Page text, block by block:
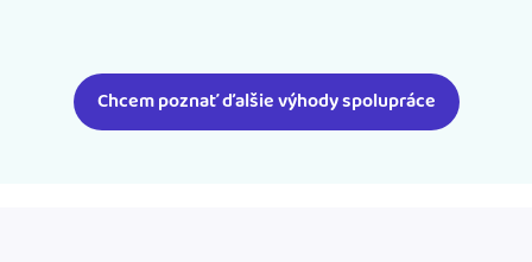
Chcem poznať ďalšie výhody spolupráce